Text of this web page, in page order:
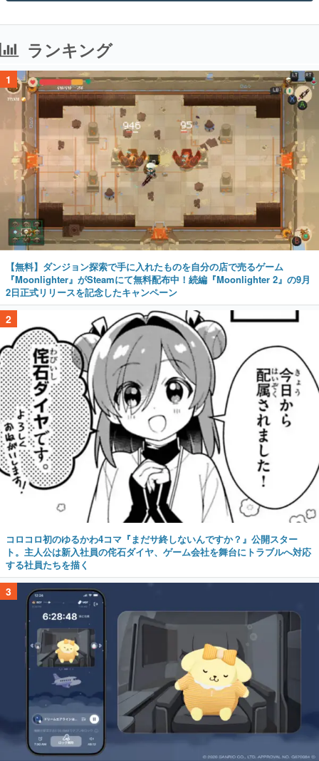
ランキング
1
【無料】ダンジョン探索で手に入れたものを自分の店で売るゲーム
『Moonlighter』がSteamにて無料配布中！続編『Moonlighter 2』の9月
2日正式リリースを記念したキャンペーン
2
コロコロ初のゆるかわ4コマ『まだサ終しないんですか？』公開スター
ト。主人公は新入社員の侘石ダイヤ、ゲーム会社を舞台にトラブルへ対応
する社員たちを描く
3